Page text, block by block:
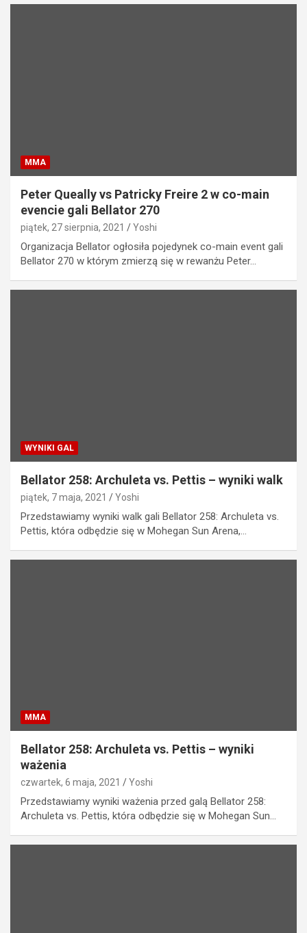
MMA
Peter Queally vs Patricky Freire 2 w co-main
evencie gali Bellator 270
piątek, 27 sierpnia, 2021 Yoshi
Organizacja Bellator ogłosiła pojedynek co-main event gali
Bellator 270 w którym zmierzą się w rewanżu Peter…
WYNIKI GAL
Bellator 258: Archuleta vs. Pettis – wyniki walk
piątek, 7 maja, 2021 Yoshi
Przedstawiamy wyniki walk gali Bellator 258: Archuleta vs.
Pettis, która odbędzie się w Mohegan Sun Arena,…
MMA
Bellator 258: Archuleta vs. Pettis – wyniki
ważenia
czwartek, 6 maja, 2021 Yoshi
Przedstawiamy wyniki ważenia przed galą Bellator 258:
Archuleta vs. Pettis, która odbędzie się w Mohegan Sun…